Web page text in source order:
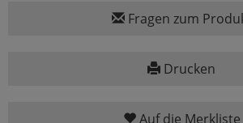
Fragen zum
Drucken
Auf die Merkliste